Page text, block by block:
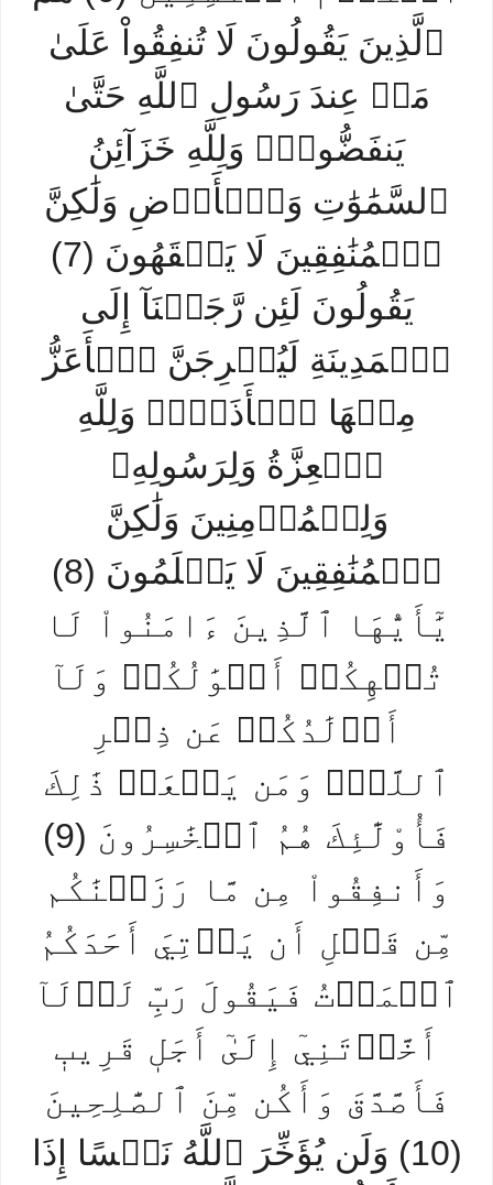
ٱلَّذِينَ يَقُولُونَ لَا تُنفِقُواْ عَلَىٰ
مَنۡ عِندَ رَسُولِ ٱللَّهِ حَتَّىٰ
يَنفَضُّواْۗ وَلِلَّهِ خَزَآئِنُ
ٱلسَّمَٰوَٰتِ وَٱلۡأَرۡضِ وَلَٰكِنَّ
ٱلۡمُنَٰفِقِينَ لَا يَفۡقَهُونَ (7)
يَقُولُونَ لَئِن رَّجَعۡنَآ إِلَى
ٱلۡمَدِينَةِ لَيُخۡرِجَنَّ ٱلۡأَعَزُّ
مِنۡهَا ٱلۡأَذَلَّۚ وَلِلَّهِ
ٱلۡعِزَّةُ وَلِرَسُولِهِۦ
وَلِلۡمُؤۡمِنِينَ وَلَٰكِنَّ
ٱلۡمُنَٰفِقِينَ لَا يَعۡلَمُونَ (8)
يَٰٓأَيُّهَا ٱلَّذِينَ ءَامَنُواْ لَا
تُلۡهِكُمۡ أَمۡوَٰلُكُمۡ وَلَآ
أَوۡلَٰدُكُمۡ عَن ذِكۡرِ
ٱللَّهِۚ وَمَن يَفۡعَلۡ ذَٰلِكَ
فَأُوْلَٰٓئِكَ هُمُ ٱلۡخَٰسِرُونَ (9)
وَأَنفِقُواْ مِن مَّا رَزَقۡنَٰكُم
مِّن قَبۡلِ أَن يَأۡتِيَ أَحَدَكُمُ
ٱلۡمَوۡتُ فَيَقُولَ رَبِّ لَوۡلَآ
أَخَّرۡتَنِيٓ إِلَىٰٓ أَجَلٖ قَرِيبٖ
فَأَصَّدَّقَ وَأَكُن مِّنَ ٱلصَّٰلِحِينَ
(10) وَلَن يُؤَخِّرَ ٱللَّهُ نَفۡسًا إِذَا